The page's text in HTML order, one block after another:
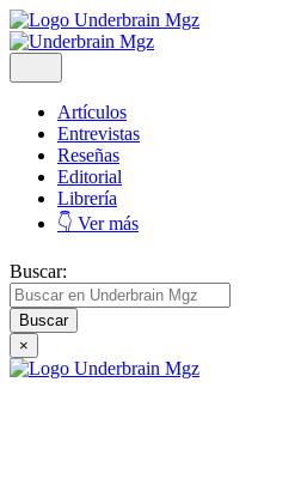
Artículos
Entrevistas
Reseñas
Editorial
Librería
👇 Ver más
Buscar:
×